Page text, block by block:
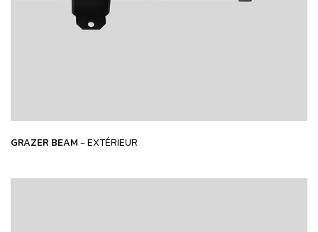
GRAZER BEAM- EXTÉRIEUR